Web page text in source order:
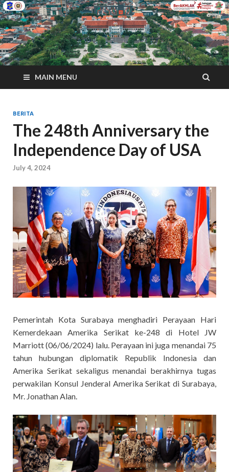
MAIN MENU
BERITA
The 248th Anniversary the
Independence Day of USA
July 4, 2024
Pemerintah Kota Surabaya menghadiri Perayaan Hari
Kemerdekaan Amerika Serikat ke-248 di Hotel JW
Marriott (06/06/2024) lalu. Perayaan ini juga menandai 75
tahun hubungan diplomatik Republik Indonesia dan
Amerika Serikat sekaligus menandai berakhirnya tugas
perwakilan Konsul Jenderal Amerika Serikat di Surabaya,
Mr. Jonathan Alan.